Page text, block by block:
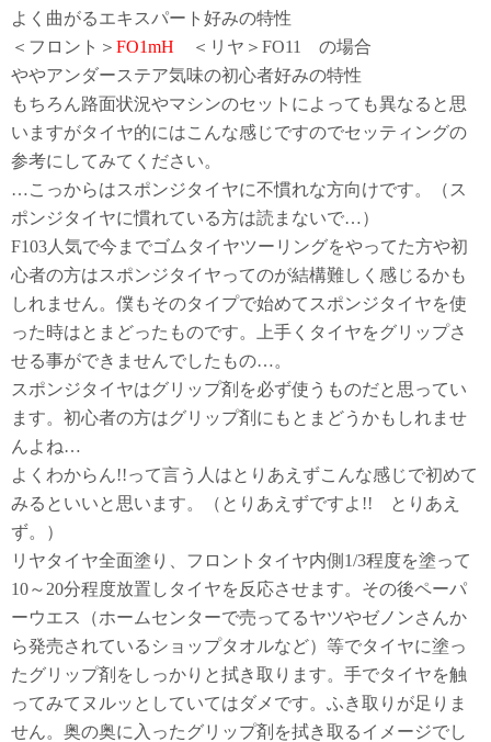
よく曲がるエキスパート好みの特性
＜フロント＞ FO1mH ＜リヤ＞FO11 の場合
ややアンダーステア気味の初心者好みの特性
もちろん路面状況やマシンのセットによっても異なると思
いますがタイヤ的にはこんな感じですのでセッティングの
参考にしてみてください。
…こっからはスポンジタイヤに不慣れな方向けです。（ス
ポンジタイヤに慣れている方は読まないで…）
F103人気で今までゴムタイヤツーリングをやってた方や初
心者の方はスポンジタイヤってのが結構難しく感じるかも
しれません。僕もそのタイプで始めてスポンジタイヤを使
った時はとまどったものです。上手くタイヤをグリップさ
せる事ができませんでしたもの…。
スポンジタイヤはグリップ剤を必ず使うものだと思ってい
ます。初心者の方はグリップ剤にもとまどうかもしれませ
んよね…
よくわからん!!って言う人はとりあえずこんな感じで初めて
みるといいと思います。（とりあえずですよ!! とりあえ
ず。）
リヤタイヤ全面塗り、フロントタイヤ内側1/3程度を塗って
10～20分程度放置しタイヤを反応させます。その後ペーパ
ーウエス（ホームセンターで売ってるヤツやゼノンさんか
ら発売されているショップタオルなど）等でタイヤに塗っ
たグリップ剤をしっかりと拭き取ります。手でタイヤを触
ってみてヌルッとしていてはダメです。ふき取りが足りま
せん。奥の奥に入ったグリップ剤を拭き取るイメージでし